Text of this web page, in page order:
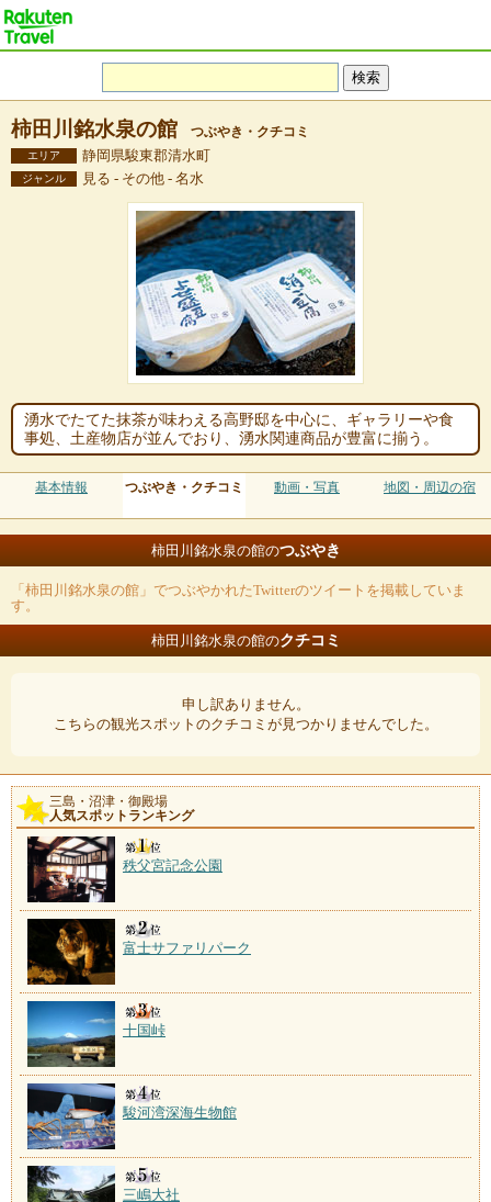
柿田川銘水泉の館 つぶやき・クチコミ
エリア 静岡県駿東郡清水町
ジャンル 見る - その他 - 名水
湧水でたてた抹茶が味わえる高野邸を中心に、ギャラリーや食
事処、土産物店が並んでおり、湧水関連商品が豊富に揃う。
基本情報 つぶやき・クチコミ 動画・写真 地図・周辺の宿
柿田川銘水泉の館のつぶやき
「柿田川銘水泉の館」でつぶやかれたTwitterのツイートを掲載していま
す。
柿田川銘水泉の館のクチコミ
申し訳ありません。
こちらの観光スポットのクチコミが見つかりませんでした。
三島・沼津・御殿場
人気スポットランキング
秩父宮記念公園
富士サファリパーク
十国峠
駿河湾深海生物館
三嶋大社